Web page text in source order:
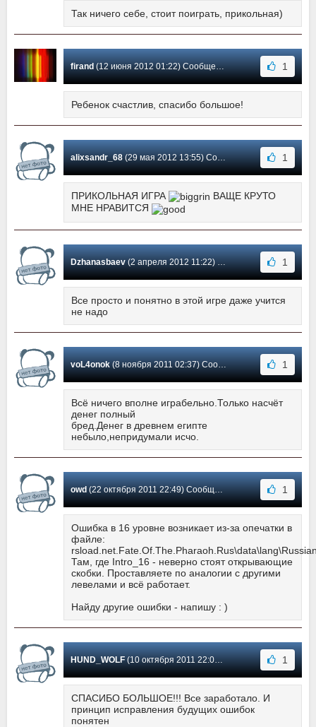
Так ничего себе, стоит поиграть, прикольная)
firand(12 июня 2012 01:22) Сообщение #11 1
Ребенок счастлив, спасибо большое!
alixsandr_68(29 мая 2012 13:55) Сообщение #10 1
ПРИКОЛЬНАЯ ИГРА
ВАЩЕ КРУТО
МНЕ НРАВИТСЯ
Dzhanasbaev(2 апреля 2012 11:22) Сообщение #9 1
Все просто и понятно в этой игре даже учится
не надо
voL4onok(8 ноября 2011 02:37) Сообщение #8 1
Всё ничего вполне играбельно.Только насчёт
денег полный
бред.Денег в древнем египте
небыло,непридумали исчо.
owd(22 октября 2011 22:49) Сообщение #7 1
Ошибка в 16 уровне возникает из-за опечатки в
файле:
Там, где Intro_16 - неверно стоят открывающие
скобки. Проставляете по аналогии с другими
левелами и всё работает.
Найду другие ошибки - напишу : )
HUND_WOLF(10 октября 2011 22:00) Сообщение #6 1
СПАСИБО БОЛЬШОЕ!!! Все заработало. И
принцип исправления будущих ошибок
понятен